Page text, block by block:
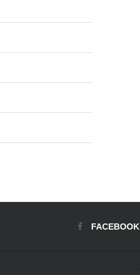
FACEBOOK